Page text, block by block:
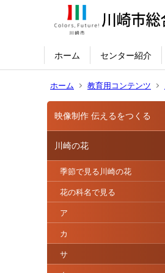
ホーム センター紹介
ホーム 教育用コンテンツ
映像制作 伝えるをつくる
川崎の花
季節で見る川崎の花
花の科名で見る
ア
カ
サ